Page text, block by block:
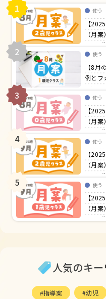
1 使う
【
（月
ト＜2
2 使う
【8月
例とフ
3 使う
【
（月
ト＜0
4 使う
【
（月
ト＜2
5 使う
【
（月
ト＜1
人気のキ
指導案 幼児